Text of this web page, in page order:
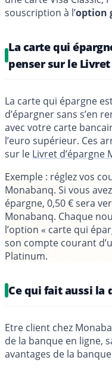
souscription à l’option
La carte qui
penser sur le Livret
La carte qui épargne
d’épargner sans s’en
avec votre carte
l’euro supérieur. Ces
sur le Livret d’épargne
Exemple : réglez vos
Monabanq. Si vous
épargne, 0,50 € sera
Monabanq. Chaque
l’option « carte qui
son compte courant
Platinum.
Ce qui fait aussi la
Etre client chez
de la banque en ligne,
avantages de la